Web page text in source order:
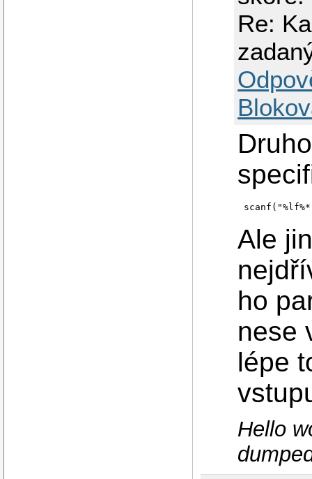
Re:
Ale
ho
nese
lépe
Hello